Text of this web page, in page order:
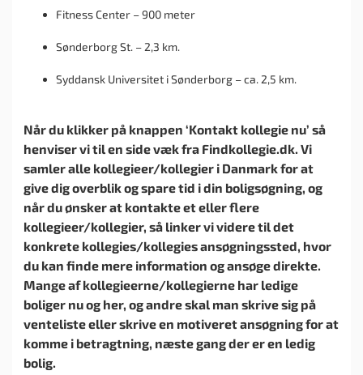
Fitness Center – 900 meter
Sønderborg St. – 2,3 km.
Syddansk Universitet i Sønderborg – ca. 2,5 km.
Når du klikker på knappen ‘Kontakt kollegie nu’ så
henviser vi til en side væk fra Findkollegie.dk. Vi
samler alle kollegieer/kollegier i Danmark for at
give dig overblik og spare tid i din boligsøgning, og
når du ønsker at kontakte et eller flere
kollegieer/kollegier, så linker vi videre til det
konkrete kollegies/kollegies ansøgningssted, hvor
du kan finde mere information og ansøge direkte.
Mange af kollegieerne/kollegierne har ledige
boliger nu og her, og andre skal man skrive sig på
venteliste eller skrive en motiveret ansøgning for at
komme i betragtning, næste gang der er en ledig
bolig.